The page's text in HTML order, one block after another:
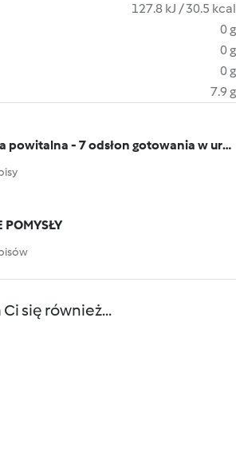
127.8 kJ / 30.5 kcal
0 g
0 g
0 g
7.9 g
Kolekcja powitalna - 7 odsłon gotowania w urządzeniu Thermomix®
POMYSŁY
się również...